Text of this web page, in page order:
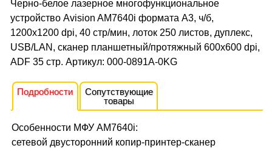
Черно-белое лазерное многофункциональное
устройство Avision AM7640i формата А3, ч/б,
1200x1200 dpi, 40 стр/мин, лоток 250 листов, дуплекс,
USB/LAN, сканер планшетный/протяжный 600x600 dpi,
ADF 35 стр. Артикул: 000-0891A-0KG
Подробности
Сопутствующие
товары
Особенности МФУ AM7640i:
сетевой двусторонний копир-принтер-сканер